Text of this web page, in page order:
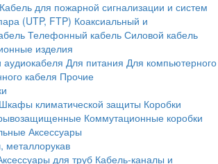
Кабель для пожарной сигнализации и систем
(UTP, FTP) Коаксиальный и
Телефонный кабель Силовой кабель
изделия
аудиокабеля Для питания Для компьютерного
кабеля Прочие
Шкафы климатической защиты Коробки
Коммутационные коробки
Аксессуары
металлорукав
для труб Кабель-каналы и